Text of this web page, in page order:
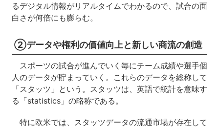
るデジタル情報がリアルタイムでわかるので、試合の面
白さが何倍にも膨らむ。
②データや権利の価値向上と新しい商流の創造
スポーツの試合が進んでいく毎にチーム成績や選手個
人のデータが貯まっていく。これらのデータを総称して
「スタッツ」という。スタッツは、英語で統計を意味す
る「statistics」の略称である。
特に欧米では、スタッツデータの流通市場が存在して